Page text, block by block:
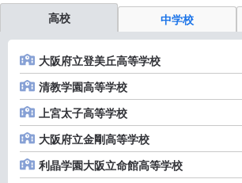
高校 中学校
大阪府立登美丘高等学校
清教学園高等学校
上宮太子高等学校
大阪府立金剛高等学校
利晶学園大阪立命館高等学校